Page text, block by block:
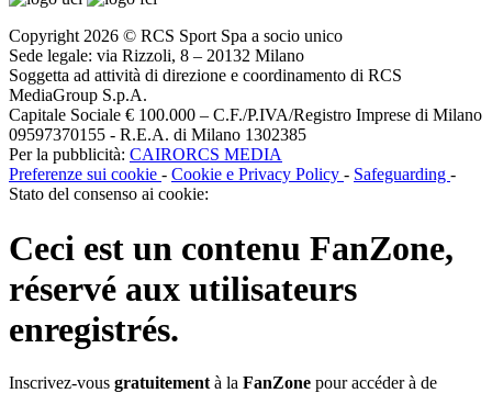
Copyright 2026 © RCS Sport Spa a socio unico
Sede legale: via Rizzoli, 8 – 20132 Milano
Soggetta ad attività di direzione e coordinamento di RCS
MediaGroup S.p.A.
Capitale Sociale € 100.000 – C.F./P.IVA/Registro Imprese di Milano
09597370155 - R.E.A. di Milano 1302385
Per la pubblicità: CAIRORCS MEDIA
Preferenze sui cookie - Cookie e Privacy Policy - Safeguarding -
Stato del consenso ai cookie:
Ceci est un contenu FanZone,
réservé aux utilisateurs
enregistrés.
Inscrivez-vous gratuitement à la FanZone pour accéder à de